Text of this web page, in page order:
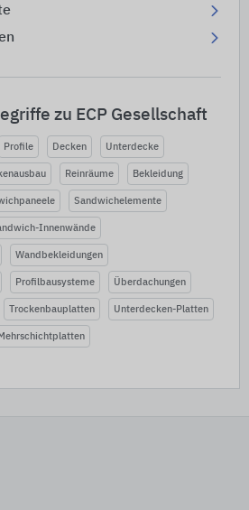
zu ECP Gesellschaft
Profile Decken Unterdecke
Reinräume Bekleidung
Sandwichelemente
Innenwände
Wandbekleidungen
Profilbausysteme Überdachungen
Trockenbauplatten Unterdecken-Platten
Mehrschichtplatten